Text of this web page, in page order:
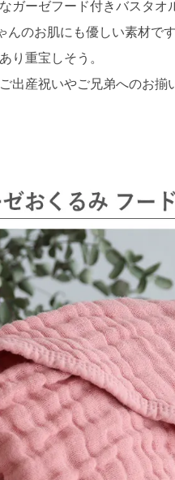
ガーゼフード付きバスタオ
のお肌にも優しい素材です
り重宝しそう。
出産祝いやご兄弟へのお揃